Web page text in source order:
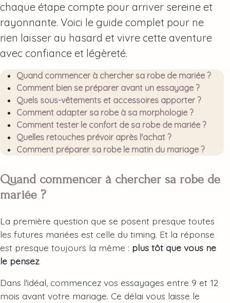
chaque étape compte pour arriver sereine et
rayonnante. Voici le guide complet pour ne
rien laisser au hasard et vivre cette aventure
avec confiance et légèreté.
Quand commencer à chercher sa robe de mariée ?
Comment bien se préparer avant un essayage ?
Quels sous-vêtements et accessoires apporter ?
Comment adapter sa robe à sa morphologie ?
Comment tester le confort de sa robe de mariée ?
Quelles retouches prévoir après l'achat ?
Comment préparer sa robe le matin du mariage ?
Quand commencer à chercher sa robe de
mariée ?
La première question que se posent presque toutes
les futures mariées est celle du timing. Et la réponse
est presque toujours la même : plus tôt que vous ne
le pensez.
Dans l'idéal, commencez vos essayages entre 9 et 12
mois avant votre mariage. Ce délai vous laisse le